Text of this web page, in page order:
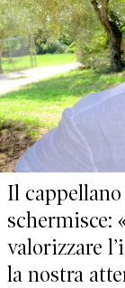
Il
schermisce:
valorizzare
la nostra